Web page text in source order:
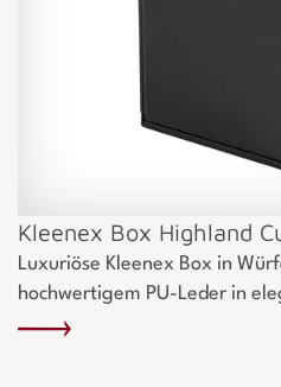
Kleenex Box Highland
Luxuriöse Kleenex Box in
hochwertigem PU-Leder in